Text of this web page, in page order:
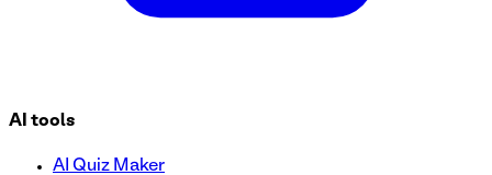
AI tools
AI Quiz Maker